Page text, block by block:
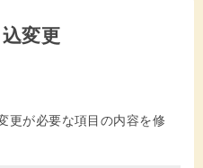
変更
更が必要な項目の内容を修